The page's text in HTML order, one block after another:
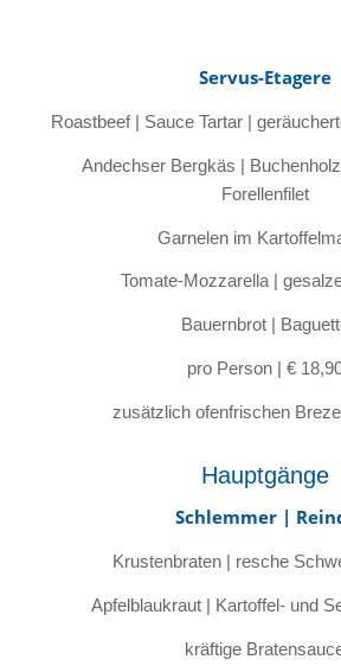
Servus-Etagere
Roastbeef | Sauce Tartar |
Andechser Bergkäs |
Forellenfilet
Garnelen im
Tomate-Mozzarella |
Bauernbrot |
pro Person | €
zusätzlich ofenfrischen
Hauptgänge
Schlemmer |
Krustenbraten | resche
Apfelblaukraut | Kartoffel- und
kräftige